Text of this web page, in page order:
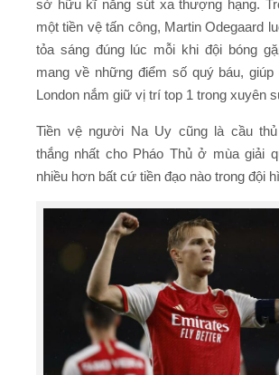
sở hữu kĩ năng sút xa thượng hạng.
một tiền vệ tấn công, Martin Odegaard
tỏa sáng đúng lúc mỗi khi đội bóng
mang về những điểm số quý báu, giúp
London nắm giữ vị trí top 1 trong xuyên
Tiền vệ người Na Uy cũng là cầu
thắng nhất cho Pháo Thủ ở mùa giải
nhiều hơn bất cứ tiền đạo nào trong đội